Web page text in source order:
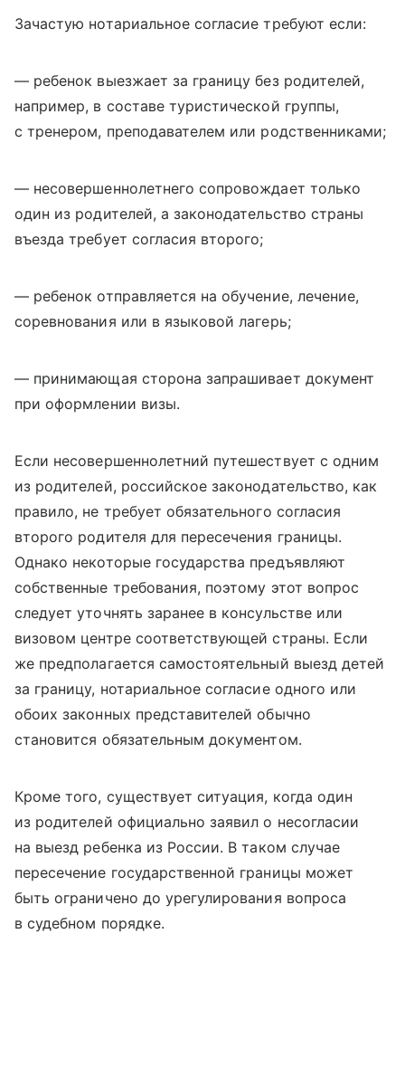
Зачастую нотариальное согласие требуют если:
— ребенок выезжает за границу без родителей,
например, в составе туристической группы,
с тренером, преподавателем или родственниками;
— несовершеннолетнего сопровождает только
один из родителей, а законодательство страны
въезда требует согласия второго;
— ребенок отправляется на обучение, лечение,
соревнования или в языковой лагерь;
— принимающая сторона запрашивает документ
при оформлении визы.
Если несовершеннолетний путешествует с одним
из родителей, российское законодательство, как
правило, не требует обязательного согласия
второго родителя для пересечения границы.
Однако некоторые государства предъявляют
собственные требования, поэтому этот вопрос
следует уточнять заранее в консульстве или
визовом центре соответствующей страны. Если
же предполагается самостоятельный выезд детей
за границу, нотариальное согласие одного или
обоих законных представителей обычно
становится обязательным документом.
Кроме того, существует ситуация, когда один
из родителей официально заявил о несогласии
на выезд ребенка из России. В таком случае
пересечение государственной границы может
быть ограничено до урегулирования вопроса
в судебном порядке.